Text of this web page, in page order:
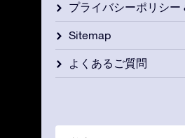
プライバシーポリシー
Sitemap
よくあるご質問